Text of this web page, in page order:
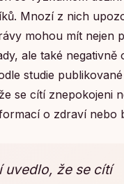
Mnozí z nich
mohou mít nejen
ale také negativně
studie
se cítí znepokojeni
o zdraví nebo
uvedlo, že se cítí